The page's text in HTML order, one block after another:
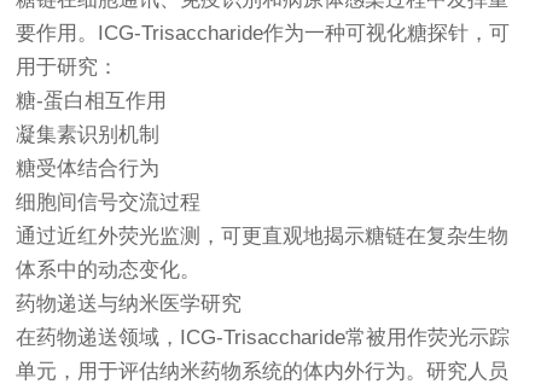
要作用。ICG-Trisaccharide作为一种可视化糖探针，可
用于研究：
糖-蛋白相互作用
凝集素识别机制
糖受体结合行为
细胞间信号交流过程
通过近红外荧光监测，可更直观地揭示糖链在复杂生物
体系中的动态变化。
药物递送与纳米医学研究
在药物递送领域，ICG-Trisaccharide常被用作荧光示踪
单元，用于评估纳米药物系统的体内外行为。研究人员